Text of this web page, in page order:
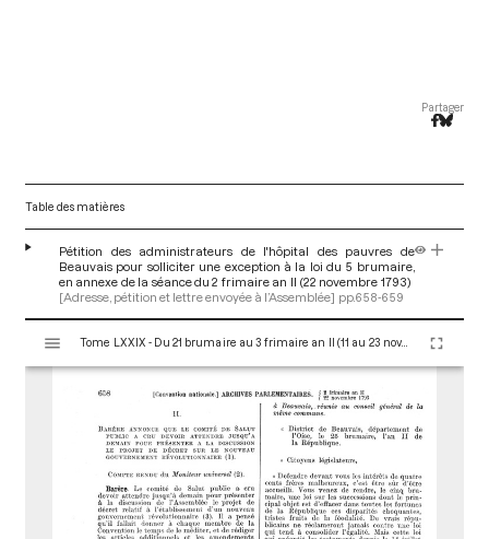
Partager
Table des matières
Pétition des administrateurs de l'hôpital des pauvres de
Beauvais pour solliciter une exception à la loi du 5 brumaire,
en annexe de la séance du 2 frimaire an II (22 novembre 1793)
[Adresse, pétition et lettre envoyée à l’Assemblée] pp.658-659
s
Tome LXXIX - Du 21 brumaire au 3 frimaire an II (11 au 23 novembre 1793)